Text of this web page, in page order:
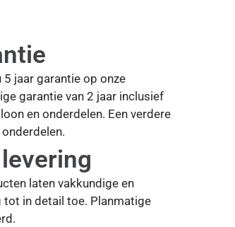
jaar garantie op onze
garantie van 2 jaar inclusief
en onderdelen. Een verdere
laten vakkundige en
tot in detail toe. Planmatige